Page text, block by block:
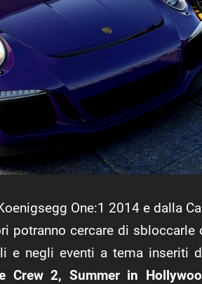
One:1 2014 e dalla
potranno cercare di
e negli eventi a tema inseriti
Crew 2, Summer in